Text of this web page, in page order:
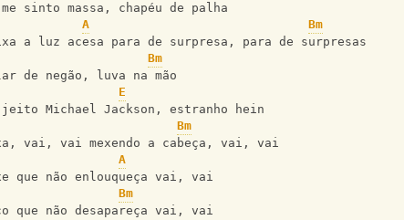
me sinto massa, chapéu de palha
A
Bm
a luz acesa para de surpresa, para de surpresas
Bm
de negão, luva na mão
E
jeito Michael Jackson, estranho hein
Bm
vai, vai mexendo a cabeça, vai, vai
A
que não enlouqueça vai, vai
Bm
que não desapareça vai, vai